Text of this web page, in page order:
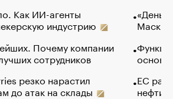
Как ИИ-агенты
индустрию
Почему компании
сотрудников
резко нарастил
до атак на склады
Маск в
основ
ЕС
нефти